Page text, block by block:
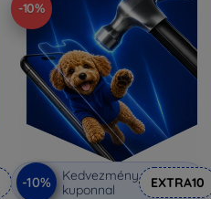
-10%
-10%
Kedvezmény
kuponnal
EXTRA10